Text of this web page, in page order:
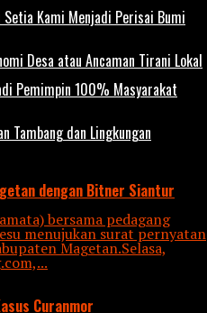
Kami Menjadi Perisai Bumi
Desa atau Ancaman Tirani Lokal
Pemimpin 100% Masyarakat
Tambang dan Lingkungan
dengan Bitner Siantur
bersama pedagang
menujukan surat pernyatan
Magetan.Selasa,
Curanmor